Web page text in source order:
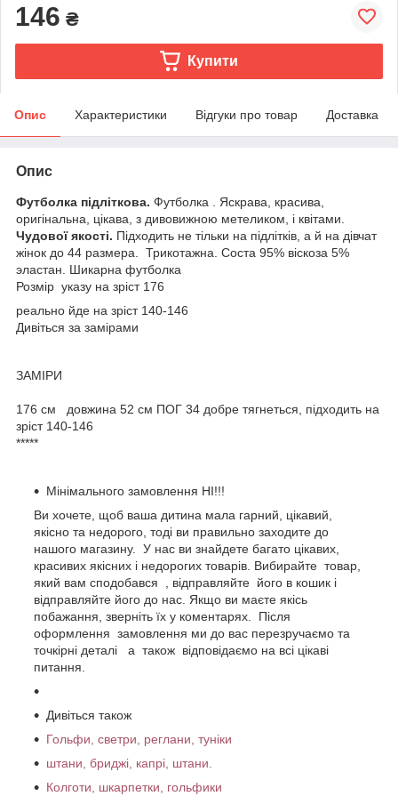
146 ₴
Купити
Опис Характеристики Відгуки про товар Доставка
Опис
Футболка підліткова. Футболка . Яскрава, красива,
оригінальна, цікава, з дивовижною метеликом, і квітами.
Чудової якості. Підходить не тільки на підлітків, а й на дівчат
жінок до 44 размера. Трикотажна. Соста 95% віскоза 5%
эластан. Шикарна футболка
Розмір указу на зріст 176
реально йде на зріст 140-146
Дивіться за замірами
ЗАМІРИ
176 см довжина 52 см ПОГ 34 добре тягнеться, підходить на
зріст 140-146
*****
Мінімального замовлення НІ!!!
Ви хочете, щоб ваша дитина мала гарний, цікавий,
якісно та недорого, тоді ви правильно заходите до
нашого магазину. У нас ви знайдете багато цікавих,
красивих якісних і недорогих товарів. Вибирайте товар,
який вам сподобався , відправляйте його в кошик і
відправляйте його до нас. Якщо ви маєте якісь
побажання, зверніть їх у коментарях. Після
оформлення замовлення ми до вас перезручаємо та
точкірні деталі а також відповідаємо на всі цікаві
питання.
Дивіться також
Гольфи, светри, реглани, туніки
штани, бриджі, капрі, штани.
Колготи, шкарпетки, гольфики